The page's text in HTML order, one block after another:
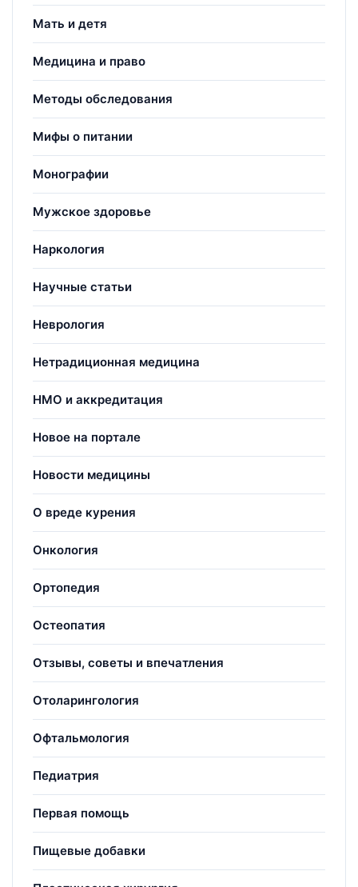
Мать и детя
Медицина и право
Методы обследования
Мифы о питании
Монографии
Мужское здоровье
Наркология
Научные статьи
Неврология
Нетрадиционная медицина
НМО и аккредитация
Новое на портале
Новости медицины
О вреде курения
Онкология
Ортопедия
Остеопатия
Отзывы, советы и впечатления
Отоларингология
Офтальмология
Педиатрия
Первая помощь
Пищевые добавки